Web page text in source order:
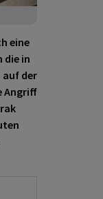
eine
die in
auf der
Angriff